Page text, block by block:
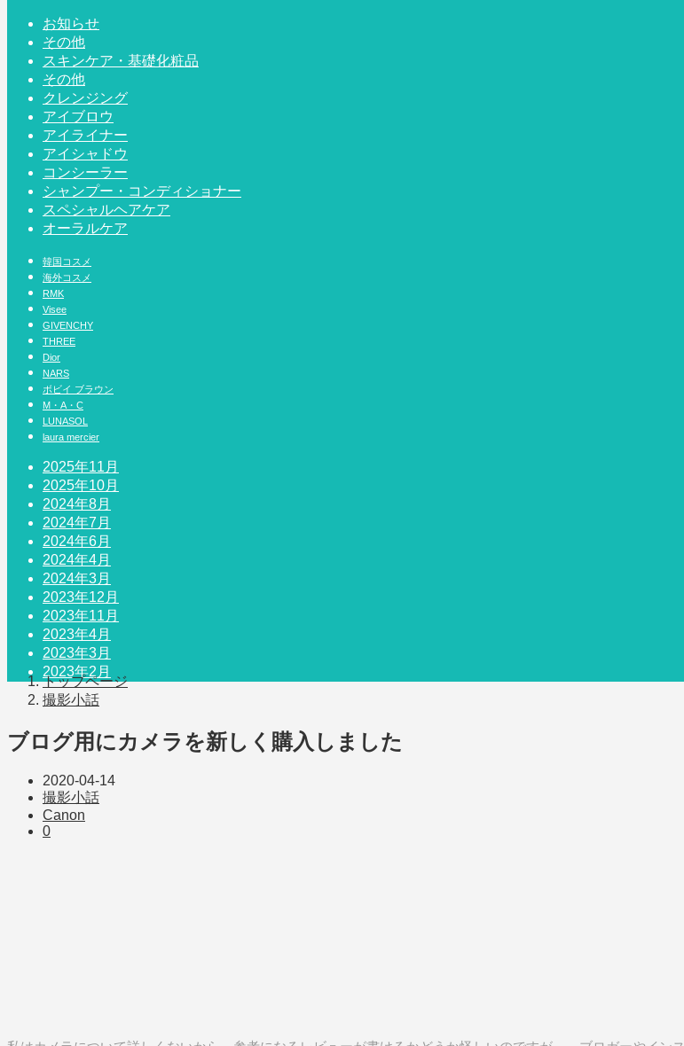
お知らせ
その他
スキンケア・基礎化粧品
その他
クレンジング
アイブロウ
アイライナー
アイシャドウ
コンシーラー
シャンプー・コンディショナー
スペシャルヘアケア
オーラルケア
韓国コスメ
海外コスメ
RMK
Visee
GIVENCHY
THREE
Dior
NARS
ボビイ ブラウン
M・A・C
LUNASOL
laura mercier
2025年11月
2025年10月
2024年8月
2024年7月
2024年6月
2024年4月
2024年3月
2023年12月
2023年11月
2023年4月
2023年3月
2023年2月
トップページ
撮影小話
ブログ用にカメラを新しく購入しました
2020-04-14
撮影小話
Canon
0